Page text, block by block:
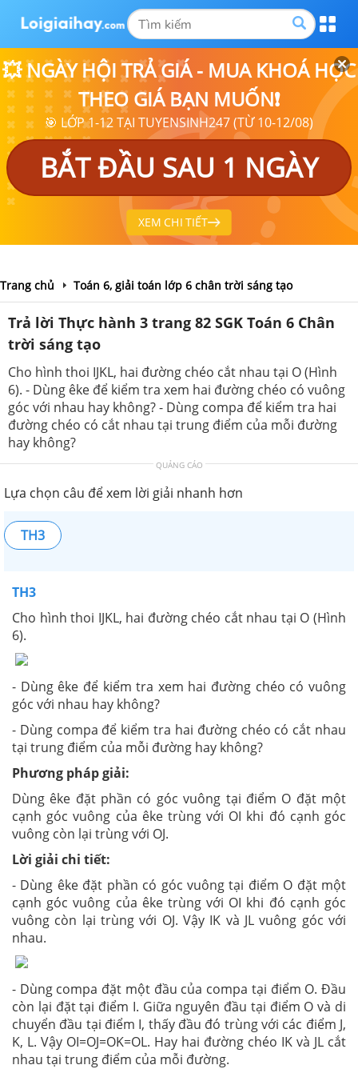
💥 NGÀY HỘI TRẢ GIÁ - MUA KHOÁ HỌC
THEO GIÁ BẠN MUỐN❗
🎯 LỚP 1-12 TẠI TUYENSINH247 (TỪ 10-12/08)
BẮT ĐẦU SAU 1 NGÀY
XEM CHI TIẾT
Trang chủ Toán 6, giải toán lớp 6 chân trời sáng tạo
Trả lời Thực hành 3 trang 82 SGK Toán 6 Chân
trời sáng tạo
Cho hình thoi IJKL, hai đường chéo cắt nhau tại O (Hình
6). - Dùng êke để kiểm tra xem hai đường chéo có vuông
góc với nhau hay không? - Dùng compa để kiểm tra hai
đường chéo có cắt nhau tại trung điểm của mỗi đường
hay không?
QUẢNG CÁO
Lựa chọn câu để xem lời giải nhanh hơn
TH3
TH3
Cho hình thoi IJKL, hai đường chéo cắt nhau tại O (Hình
6).
- Dùng êke để kiểm tra xem hai đường chéo có vuông
góc với nhau hay không?
- Dùng compa để kiểm tra hai đường chéo có cắt nhau
tại trung điểm của mỗi đường hay không?
Phương pháp giải:
Dùng êke đặt phần có góc vuông tại điểm O đặt một
cạnh góc vuông của êke trùng với OI khi đó cạnh góc
vuông còn lại trùng với OJ.
Lời giải chi tiết:
- Dùng êke đặt phần có góc vuông tại điểm O đặt một
cạnh góc vuông của êke trùng với OI khi đó cạnh góc
vuông còn lại trùng với OJ. Vậy IK và JL vuông góc với
nhau.
- Dùng compa đặt một đầu của compa tại điểm O. Đầu
còn lại đặt tại điểm I. Giữa nguyên đầu tại điểm O và di
chuyển đầu tại điểm I, thấy đầu đó trùng với các điểm J,
K, L. Vậy OI=OJ=OK=OL. Hay hai đường chéo IK và JL cắt
nhau tại trung điểm của mỗi đường.